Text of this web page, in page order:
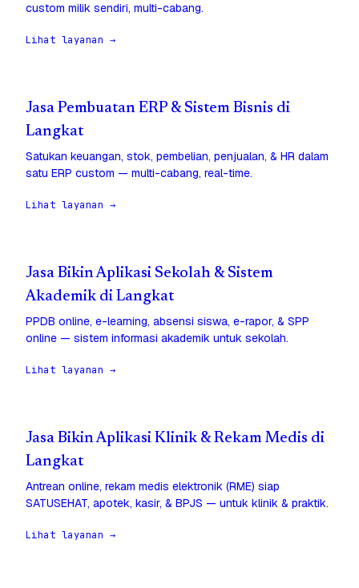
custom milik sendiri, multi-cabang.
Lihat layanan →
Jasa Pembuatan ERP & Sistem Bisnis di
Langkat
Satukan keuangan, stok, pembelian, penjualan, & HR dalam
satu ERP custom — multi-cabang, real-time.
Lihat layanan →
Jasa Bikin Aplikasi Sekolah & Sistem
Akademik di Langkat
PPDB online, e-learning, absensi siswa, e-rapor, & SPP
online — sistem informasi akademik untuk sekolah.
Lihat layanan →
Jasa Bikin Aplikasi Klinik & Rekam Medis di
Langkat
Antrean online, rekam medis elektronik (RME) siap
SATUSEHAT, apotek, kasir, & BPJS — untuk klinik & praktik.
Lihat layanan →